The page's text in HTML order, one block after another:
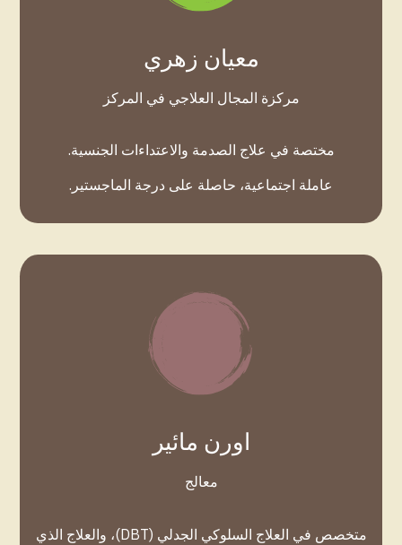
معيان زهري
مركزة المجال العلاجي في المركز
مختصة في علاج الصدمة والاعتداءات الجنسية.
عاملة اجتماعية، حاصلة على درجة الماجستير.
اورن مائير
معالج
متخصص في العلاج السلوكي الجدلي (DBT)، والعلاج الذي